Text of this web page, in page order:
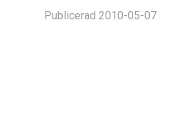
Publicerad 2010-05-07